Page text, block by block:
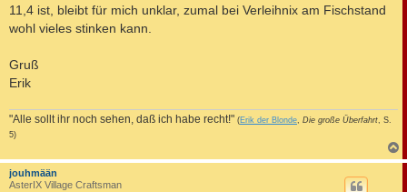
11,4 ist, bleibt für mich unklar, zumal bei Verleihnix am Fischstand
wohl vieles stinken kann.
Gruß
Erik
"Alle sollt ihr noch sehen, daß ich habe recht!" (Erik der Blonde, Die große Überfahrt, S.
5)
a
jouhmään
AsterIX Village Craftsman